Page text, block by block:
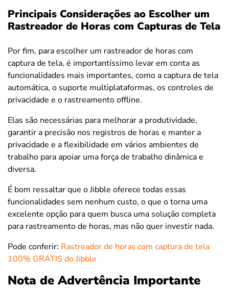
Principais Considerações ao Escolher um
Rastreador de Horas com Capturas de Tela
Por fim, para escolher um rastreador de horas com
captura de tela, é importantíssimo levar em conta as
funcionalidades mais importantes, como a captura de tela
automática, o suporte multiplataformas, os controles de
privacidade e o rastreamento offline.
Elas são necessárias para melhorar a produtividade,
garantir a precisão nos registros de horas e manter a
privacidade e a flexibilidade em vários ambientes de
trabalho para apoiar uma força de trabalho dinâmica e
diversa.
É bom ressaltar que o Jibble oferece todas essas
funcionalidades sem nenhum custo, o que o torna uma
excelente opção para quem busca uma solução completa
para rastreamento de horas, mas não quer investir nada.
Pode conferir: Rastreador de horas com captura de tela
100% GRÁTIS do Jibble
Nota de Advertência Importante